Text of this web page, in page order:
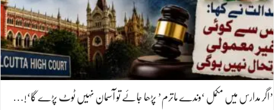
’اگر مدارس میں مکمل ‘وندے ماترم’ پڑھا جائے تو آسمان نہیں ٹوٹ پڑے گا‘!…